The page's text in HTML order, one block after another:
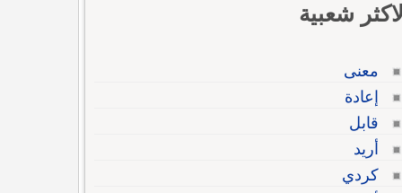
شعبية
معنى
إعادة
قابل
أريد
كردي